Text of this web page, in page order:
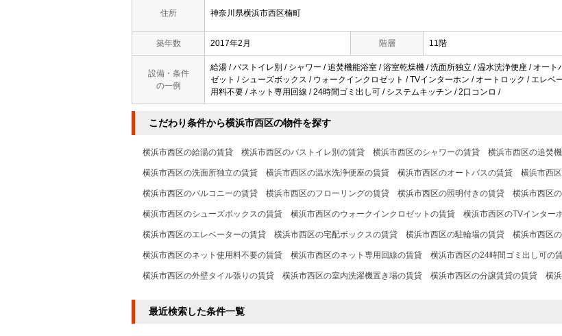
住所 神奈川県横浜市西区楠町
築年数 2017年2月 階層 11階
設備・条件
の一例
給湯 / バストイレ別 / シャワー / 追焚機能浴室 / 浴室乾燥機 / 洗面所独立 / 温水洗浄便座 / オー
ゼット / シューズボックス / ウォークインクロゼット / TVインターホン / オートロック / エレベ
用料不要 / ネット専用回線 / 24時間ゴミ出し可 / システムキッチン / 2口コンロ /
こだわり条件から横浜市西区の物件を探す
横浜市西区の給湯の賃貸 横浜市西区のバストイレ別の賃貸 横浜市西区のシャワーの賃貸 横浜市西区の追焚
横浜市西区の洗面所独立の賃貸 横浜市西区の温水洗浄便座の賃貸 横浜市西区のオートバスの賃貸 横浜市西
横浜市西区のバルコニーの賃貸 横浜市西区のフローリングの賃貸 横浜市西区の照明付きの賃貸 横浜市西区
横浜市西区のシューズボックスの賃貸 横浜市西区のウォークインクロゼットの賃貸 横浜市西区のTVインター
横浜市西区のエレベーターの賃貸 横浜市西区の宅配ボックスの賃貸 横浜市西区の駐輪場の賃貸 横浜市西区
横浜市西区のネット使用料不要の賃貸 横浜市西区のネット専用回線の賃貸 横浜市西区の24時間ゴミ出し可の
横浜市西区の外壁タイル張りの賃貸 横浜市西区の室内洗濯機置き場の賃貸 横浜市西区の分譲賃貸の賃貸 横
最近検索した条件一覧